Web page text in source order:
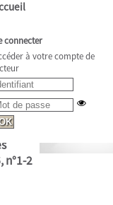
2
n°1-2
connecter
à votre compte de